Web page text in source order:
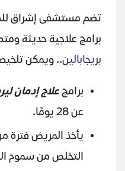
تضم مستشفى إشراق
برامج علاجية حديثة
بريجابالين.. ويمكن
برامجعلاج إدمان
عن 28 يومًا.
التخلص من سموم